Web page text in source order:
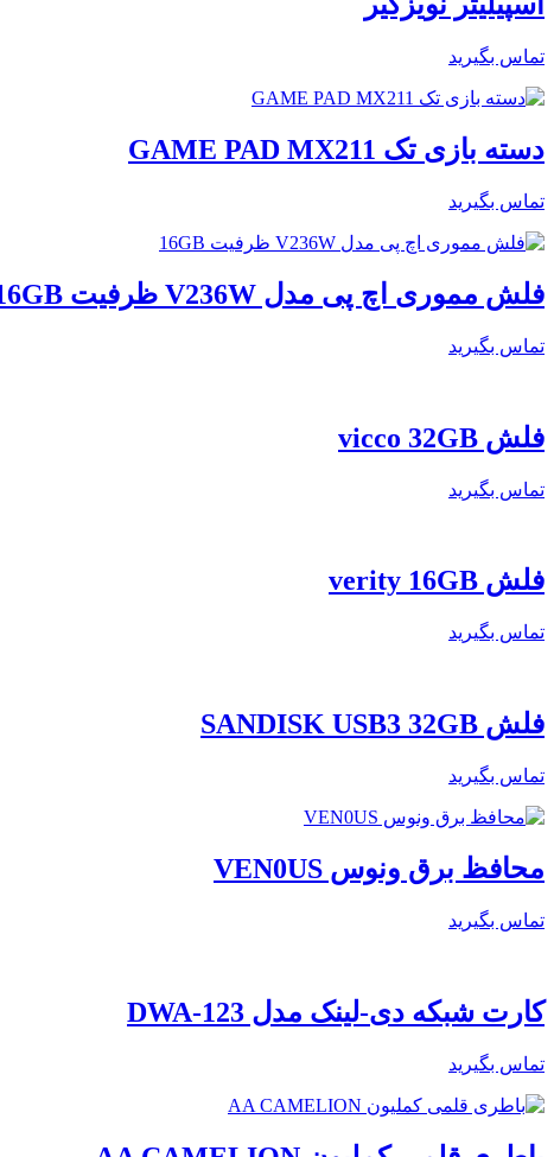
تماس بگیرید
دسته بازی تک GAME PAD MX211
تماس بگیرید
فلش مموری اچ پی مدل V236W ظرفیت 16GB
تماس بگیرید
فلش vicco 32GB
تماس بگیرید
فلش verity 16GB
تماس بگیرید
فلش SANDISK USB3 32GB
تماس بگیرید
محافظ برق ونوس VEN0US
تماس بگیرید
کارت شبکه دی-لینک مدل DWA-123
تماس بگیرید